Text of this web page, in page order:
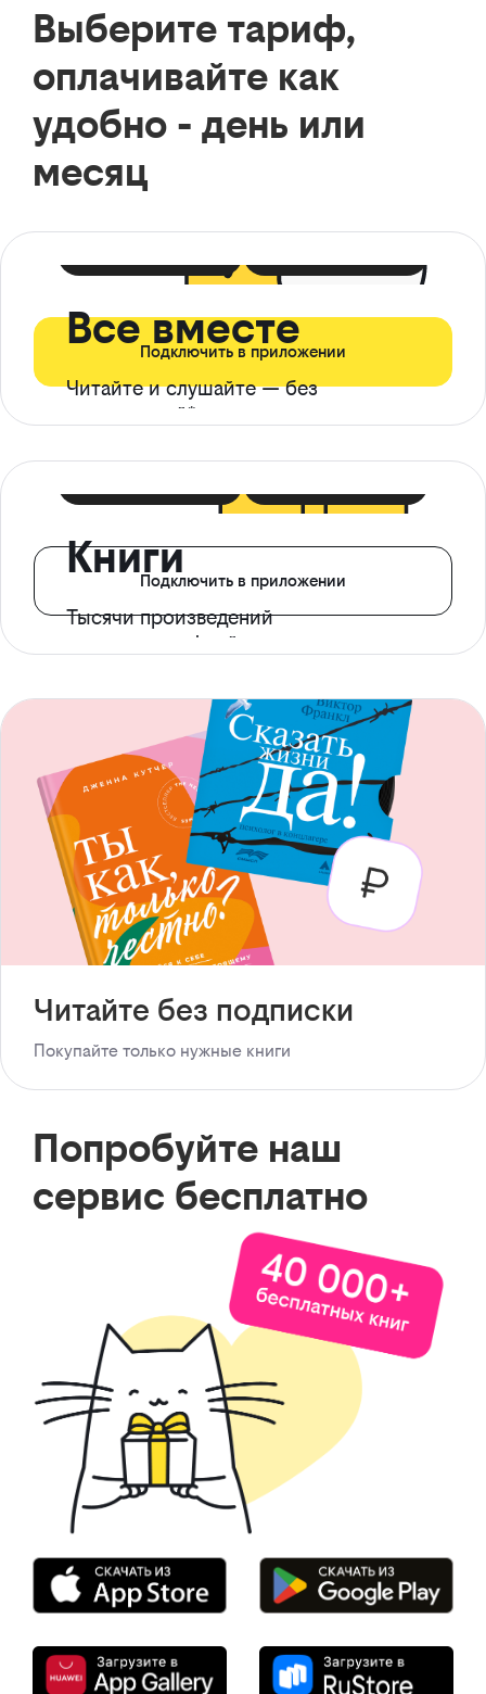
Выберите тариф,
оплачивайте как
удобно - день или
месяц
Все вместе
Читайте и слушайте — без
ограничений*
Подключить в приложении
Книги
Тысячи произведений
с доступом офлайн
Подключить в приложении
Читайте без подписки
Покупайте только нужные книги
Попробуйте наш
сервис бесплатно